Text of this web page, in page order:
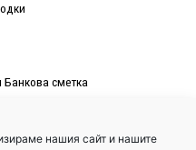
нашия сайт и нашите
Банкова сметка